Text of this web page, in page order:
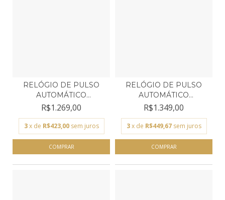
RELÓGIO DE PULSO
AUTOMÁTICO
MASCULINO OR...
R$1.269,00
3 x de R$423,00 sem juros
RELÓGIO DE PULSO
AUTOMÁTICO
MASCULINO OR...
R$1.349,00
3 x de R$449,67 sem juros